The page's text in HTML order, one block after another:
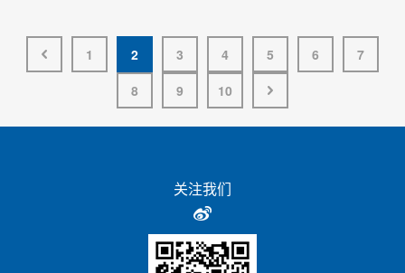
1 2 3 4 5 6
7
8
9 10
关注我们